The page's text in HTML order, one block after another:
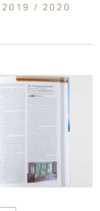
2019 / 2020